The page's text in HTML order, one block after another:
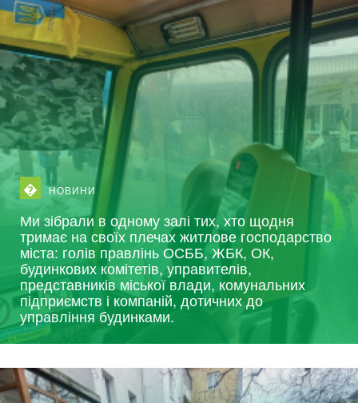
� НОВИНИ
Ми зібрали в одному залі тих, хто щодня
тримає на своїх плечах житлове господарство
міста: голів правлінь ОСББ, ЖБК, ОК,
будинкових комітетів, управителів,
представників міської влади, комунальних
підприємств і компаній, дотичних до
управління будинками.